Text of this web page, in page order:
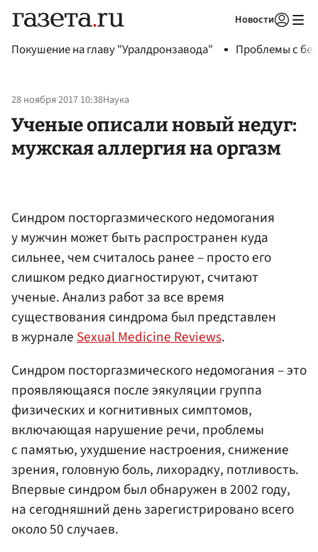
Новости
Покушение на главу "Уралдронзавода" Проблемы с
28 ноября 2017 10:38Наука
Ученые описали новый недуг:
мужская аллергия на оргазм
Синдром посторгазмического недомогания
у мужчин может быть распространен куда
сильнее, чем считалось ранее – просто его
слишком редко диагностируют, считают
ученые. Анализ работ за все время
существования синдрома был представлен
в журналеSexual Medicine Reviews.
Синдром посторгазмического недомогания – это
проявляющаяся после эякуляции группа
физических и когнитивных симптомов,
включающая нарушение речи, проблемы
с памятью, ухудшение настроения, снижение
зрения, головную боль, лихорадку, потливость.
Впервые синдром был обнаружен в 2002 году,
на сегодняшний день зарегистрировано всего
около 50 случаев.